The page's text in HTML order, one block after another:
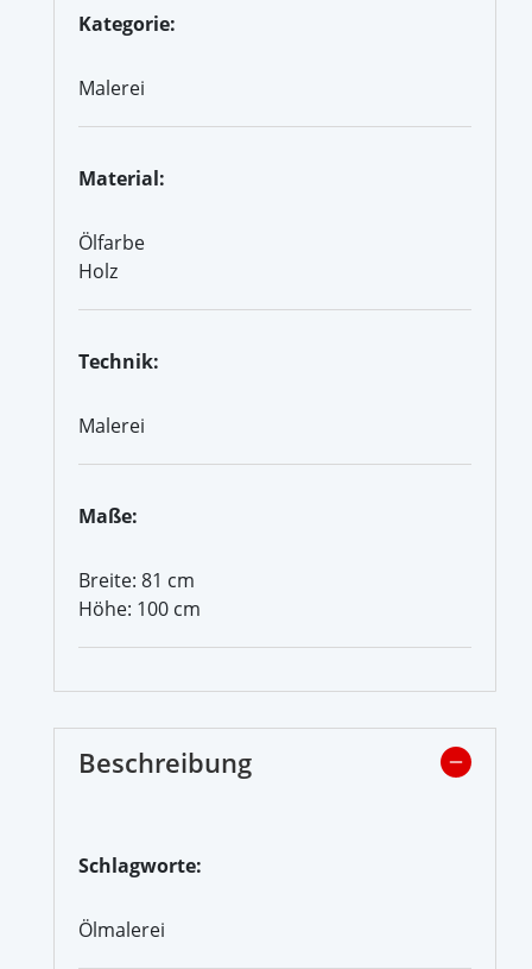
Kategorie:
Malerei
Material:
Ölfarbe
Holz
Technik:
Malerei
Maße:
Breite: 81 cm
Höhe: 100 cm
Beschreibung
Schlagworte:
Ölmalerei